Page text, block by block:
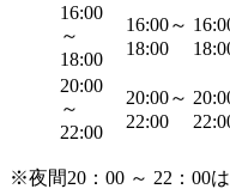
16:00
～
18:00
16:00～
18:00
20:00
～
22:00
20:00～
22:00
※夜間20：00 ～ 22：00